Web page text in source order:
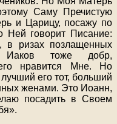
Саму Пречистую
и Царицу, посажу по
Ней говорит Писание:
в ризах позлащенных
Иаков тоже добр,
нравится Мне. Но
его тот, больший
женами. Это Иоанн,
посадить в Своем